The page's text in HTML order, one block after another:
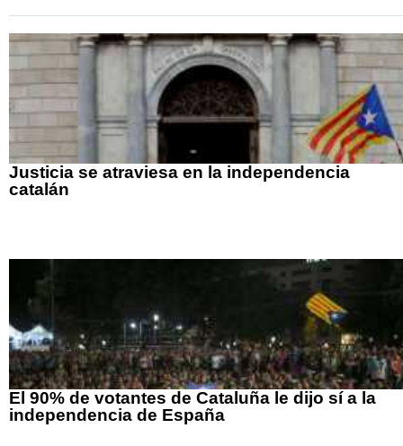
Justicia se atraviesa en la independencia
catalán
El 90% de votantes de Cataluña le dijo sí a la
independencia de España